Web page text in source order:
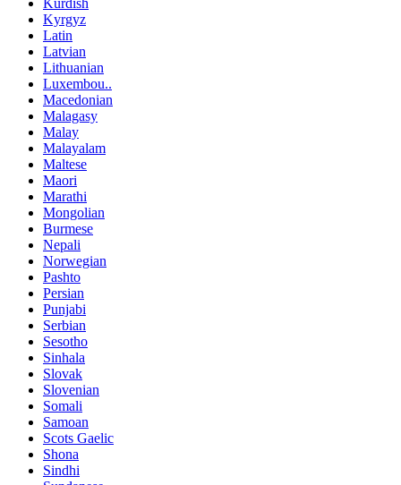
Kurdish
Kyrgyz
Latin
Latvian
Lithuanian
Luxembou..
Macedonian
Malagasy
Malay
Malayalam
Maltese
Maori
Marathi
Mongolian
Burmese
Nepali
Norwegian
Pashto
Persian
Punjabi
Serbian
Sesotho
Sinhala
Slovak
Slovenian
Somali
Samoan
Scots Gaelic
Shona
Sindhi